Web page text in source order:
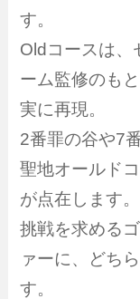
す。
Oldコースは、
ーム監修のも
実に再現。
2番罪の谷や7
聖地オールド
が点在します。
挑戦を求める
ァーに、どち
す。